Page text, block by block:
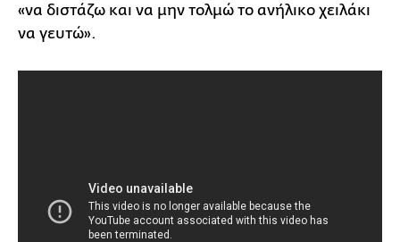
«να διστάζω και να μην τολμώ το ανήλικο χειλάκι
να γευτώ».